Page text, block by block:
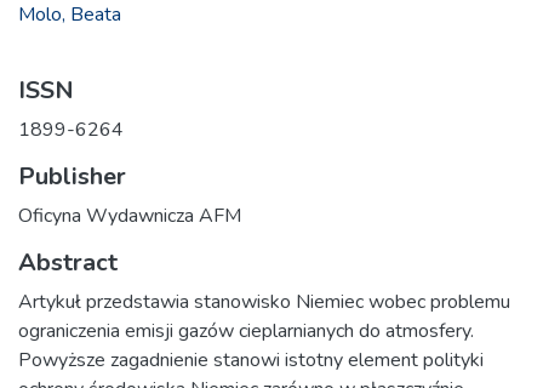
Molo, Beata
ISSN
1899-6264
Publisher
Oficyna Wydawnicza AFM
Abstract
Artykuł przedstawia stanowisko Niemiec wobec problemu
ograniczenia emisji gazów cieplarnianych do atmosfery.
Powyższe zagadnienie stanowi istotny element polityki